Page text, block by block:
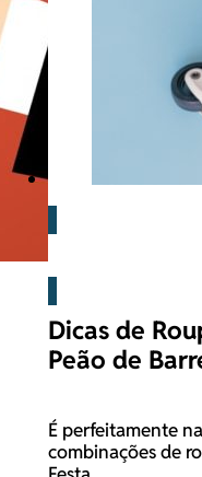
Dicas de
Peão de
É perfeitamente
combinações de